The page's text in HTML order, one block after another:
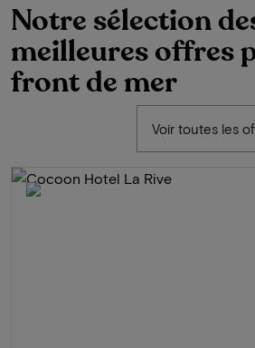
Notre sélection
meilleures offres
front de mer
Voir toutes les